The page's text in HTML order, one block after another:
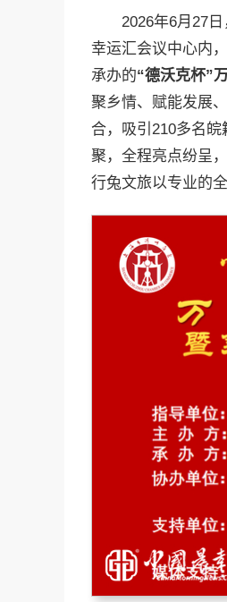
2026年6月27
幸运汇会议中心内
承办的“德沃克杯”
聚乡情、赋能发展
合，吸引210多名
聚，全程亮点纷呈
行兔文旅以专业的